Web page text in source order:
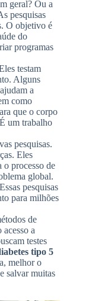
geral? Ou a
pesquisas
O objetivo é
do
programas
testam
Alguns
a
como
que o corpo
um trabalho
pesquisas.
Eles
o processo de
global.
pesquisas
para milhões
de
a
testes
tipo 5
melhor o
salvar muitas